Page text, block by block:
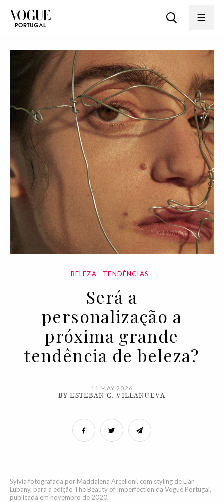
BELEZA TENDÊNCIAS
Será a
personalização a
próxima grande
tendência de beleza?
11 MAY 2026
BY ESTEBAN G. VILLANUEVA
Sylvia fotografada por Maddalena Arcelloni, com styling de Lian
Lubany, para a edição The Beauty of Imperfection da Vogue Portugal,
publicada em novembro de 2020.